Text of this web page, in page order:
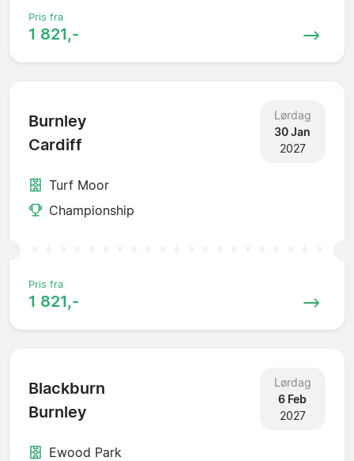
Pris fra
1 821,-
Burnley
Cardiff
Lørdag
30 Jan
2027
Turf Moor
Championship
Pris fra
1 821,-
Blackburn
Burnley
Lørdag
6 Feb
2027
Ewood Park